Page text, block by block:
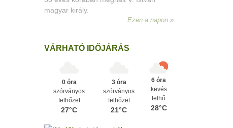
győzelem, ahol a magyarok utoljára
győzték le a törököket Mohács előtt.
VÁRHATÓ IDŐJÁRÁS
0 óra
szórványos
felhőzet
27°C
3 óra
szórványos
felhőzet
21°C
6 óra
kevés
felhő
28°C